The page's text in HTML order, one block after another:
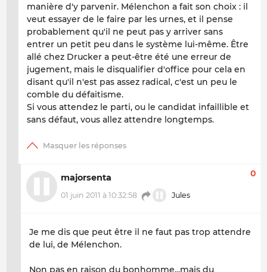
manière d'y parvenir. Mélenchon a fait son choix : il
veut essayer de le faire par les urnes, et il pense
probablement qu'il ne peut pas y arriver sans
entrer un petit peu dans le système lui-même. Être
allé chez Drucker a peut-être été une erreur de
jugement, mais le disqualifier d'office pour cela en
disant qu'il n'est pas assez radical, c'est un peu le
comble du défaitisme.
Si vous attendez le parti, ou le candidat infaillible et
sans défaut, vous allez attendre longtemps.
majorsenta
01 juin 2011 à 10:32:58 Jules
0
Je me dis que peut être il ne faut pas trop attendre
de lui, de Mélenchon.